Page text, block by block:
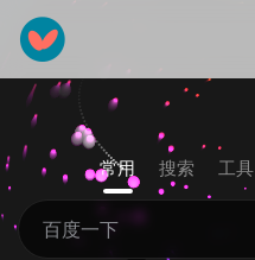
常用 搜索 工具